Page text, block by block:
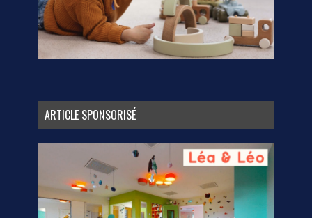
ARTICLE SPONSORISÉ